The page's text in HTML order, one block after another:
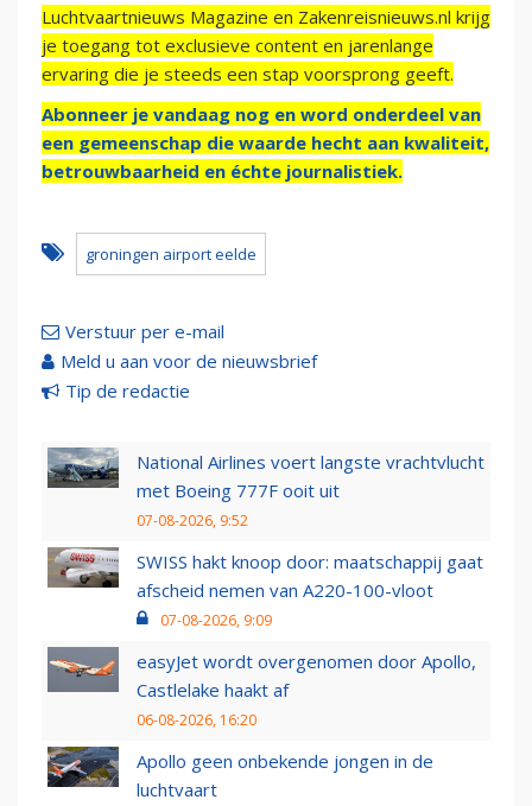
Luchtvaartnieuws Magazine en Zakenreisnieuws.nl krijg
je toegang tot exclusieve content en jarenlange
ervaring die je steeds een stap voorsprong geeft.
Abonneer je vandaag nog en word onderdeel van
een gemeenschap die waarde hecht aan kwaliteit,
betrouwbaarheid en échte journalistiek.
groningen airport eelde
Verstuur per e-mail
Meld u aan voor de nieuwsbrief
Tip de redactie
National Airlines voert langste vrachtvlucht
met Boeing 777F ooit uit
07-08-2026, 9:52
SWISS hakt knoop door: maatschappij gaat
afscheid nemen van A220-100-vloot
07-08-2026, 9:09
easyJet wordt overgenomen door Apollo,
Castlelake haakt af
06-08-2026, 16:20
Apollo geen onbekende jongen in de
luchtvaart